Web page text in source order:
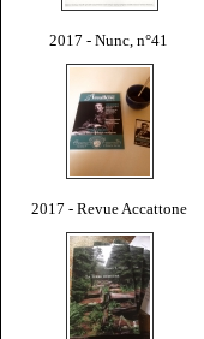
2017 - Nunc, n°41
2017 - Revue Accattone